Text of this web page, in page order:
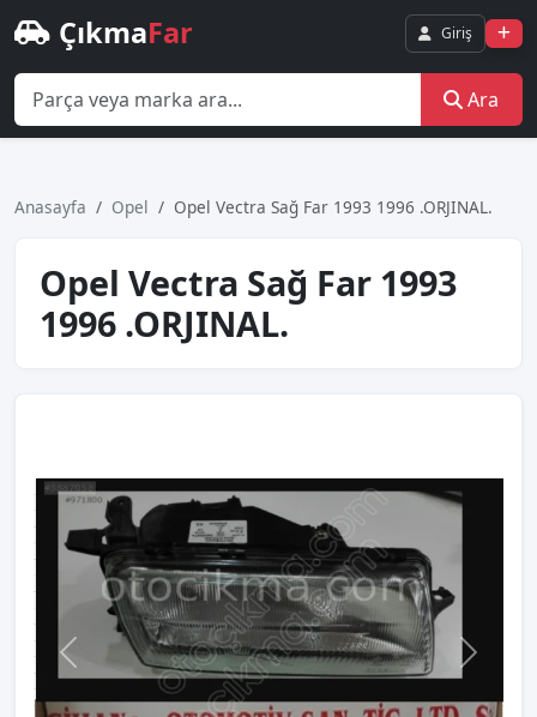
ÇıkmaFar Giriş
Ara
Anasayfa Opel Opel Vectra Sağ Far 1993 1996 .ORJINAL.
Opel Vectra Sağ Far 1993
1996 .ORJINAL.